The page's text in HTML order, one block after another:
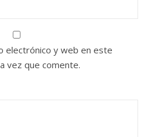
electrónico y web en este
vez que comente.